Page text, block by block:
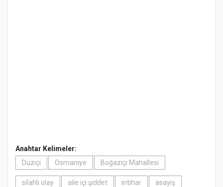
Anahtar Kelimeler:
Düziçi
Osmaniye Boğaziçi Mahallesi
silahlı olay aile içi şiddet intihar asayiş